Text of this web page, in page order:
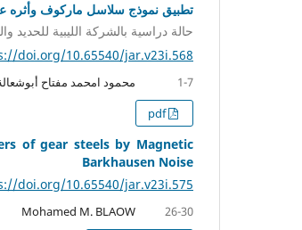
تطبيق نموذج سلاسل ماركوف وأثره
حالة دراسية بالشركة الليبية للحديد
doi.org/10.65540/jar.v23i.568
محمود امحمد مفتاح
1-7
pdf
of gear steels by Magnetic
Barkhausen Noise
doi.org/10.65540/jar.v23i.575
Mohamed M. BLAOW
26-30